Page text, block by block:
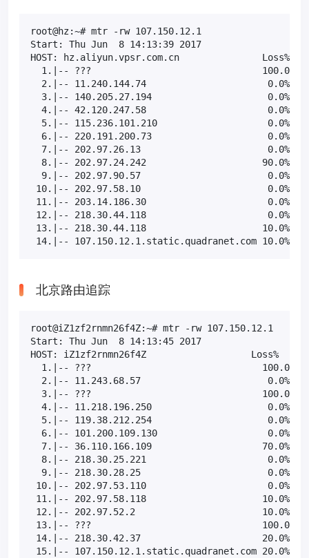
root@hz:~# mtr -rw 107.150.12.1
Start: Thu Jun  8 14:13:39 2017
HOST: hz.aliyun.vpsr.com.cn               Loss%
1.|-- ???                               100.0
2.|-- 11.240.144.74                      0.0%
3.|-- 140.205.27.194                     0.0%
4.|-- 42.120.247.58                      0.0%
5.|-- 115.236.101.210                    0.0%
6.|-- 220.191.200.73                     0.0%
7.|-- 202.97.26.13                       0.0%
8.|-- 202.97.24.242                     90.0%
9.|-- 202.97.90.57                       0.0%
10.|-- 202.97.58.10                       0.0%
11.|-- 203.14.186.30                      0.0%
12.|-- 218.30.44.118                      0.0%
13.|-- 218.30.44.118                     10.0%
14.|-- 107.150.12.1.static.quadranet.com 10.0%
北京路由追踪
root@iZ1zf2rnmn26f4Z:~# mtr -rw 107.150.12.1
Start: Thu Jun  8 14:13:45 2017
HOST: iZ1zf2rnmn26f4Z                   Loss%
1.|-- ???                               100.0
2.|-- 11.243.68.57                       0.0%
3.|-- ???                               100.0
4.|-- 11.218.196.250                     0.0%
5.|-- 119.38.212.254                     0.0%
6.|-- 101.200.109.130                    0.0%
7.|-- 36.110.166.109                    70.0%
8.|-- 218.30.25.221                      0.0%
9.|-- 218.30.28.25                       0.0%
10.|-- 202.97.53.110                      0.0%
11.|-- 202.97.58.118                     10.0%
12.|-- 202.97.52.2                       10.0%
13.|-- ???                               100.0
14.|-- 218.30.42.37                      20.0%
15.|-- 107.150.12.1.static.quadranet.com 20.0%